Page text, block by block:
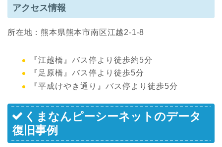
アクセス情報
所在地：熊本県熊本市南区江越2-1-8
『江越橋』バス停より徒歩約5分
『足原橋』バス停より徒歩5分
『平成けやき通り』バス停より徒歩5分
くまなんピーシーネットのデータ
復旧事例